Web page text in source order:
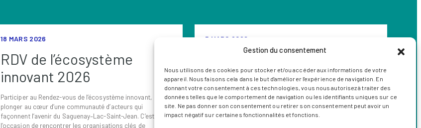
Gestion du consentement
Nous utilisons des cookies pour stocker et/ou accéder aux informations de votre
appareil. Nous faisons cela dans le but d'améliorer l'expérience de navigation. En
donnant votre consentement à ces technologies, vous nous autorisez à traiter des
données telles que le comportement de navigation ou les identifiants uniques sur ce
site. Ne pas donner son consentement ou retirer son consentement peut avoir un
impact négatif sur certaines fonctionnalités et fonctions.
18 MARS 2026
RDV de l’écosystème
innovant 2026
Participer au Rendez-vous de l’écosystème innovant, c’est
plonger au cœur d’une communauté d’acteurs qui
façonnent l’avenir du Saguenay–Lac-Saint-Jean. C’est
l’occasion de rencontrer les organisations clés de
5 MARS 2026
Colloque scientifique INRS
EMT
Le Colloque Scientifique EMT est un événement de deux
jours qui se déroule à Montréal, avec trois objectifs
principaux en tête. La conférence vise également à